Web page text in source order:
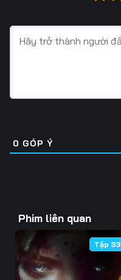
25
31
37
49
0 GÓP Ý
Phim liên quan
Tập 33